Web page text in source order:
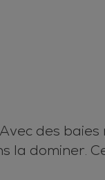
des baies
la dominer.